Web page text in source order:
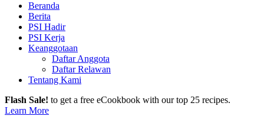
Beranda
Berita
PSI Hadir
PSI Kerja
Keanggotaan
Daftar Anggota
Daftar Relawan
Tentang Kami
Flash Sale! to get a free eCookbook with our top 25 recipes.
Learn More